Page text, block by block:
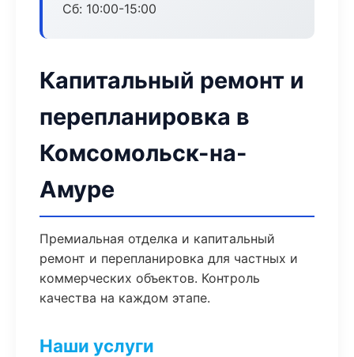
Сб: 10:00-15:00
Капитальный ремонт и
перепланировка в
Комсомольск-на-
Амуре
Премиальная отделка и капитальный
ремонт и перепланировка для частных и
коммерческих объектов. Контроль
качества на каждом этапе.
Наши услуги